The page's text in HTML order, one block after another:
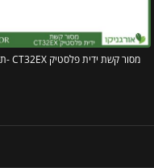
מסור קשת ידית פלסטיק CT32EX -תבור